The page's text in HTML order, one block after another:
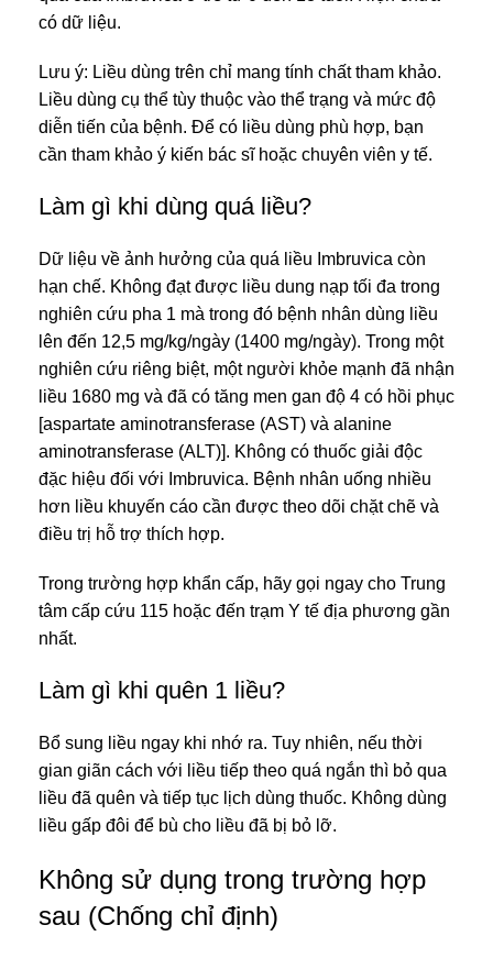
có dữ liệu.
Lưu ý: Liều dùng trên chỉ mang tính chất tham khảo.
Liều dùng cụ thể tùy thuộc vào thể trạng và mức độ
diễn tiến của bệnh. Để có liều dùng phù hợp, bạn
cần tham khảo ý kiến bác sĩ hoặc chuyên viên y tế.
Làm gì khi dùng quá liều?
Dữ liệu về ảnh hưởng của quá liều Imbruvica còn
hạn chế. Không đạt được liều dung nạp tối đa trong
nghiên cứu pha 1 mà trong đó bệnh nhân dùng liều
lên đến 12,5 mg/kg/ngày (1400 mg/ngày). Trong một
nghiên cứu riêng biệt, một người khỏe mạnh đã nhận
liều 1680 mg và đã có tăng men gan độ 4 có hồi phục
[aspartate aminotransferase (AST) và alanine
aminotransferase (ALT)]. Không có thuốc giải độc
đặc hiệu đối với Imbruvica. Bệnh nhân uống nhiều
hơn liều khuyến cáo cần được theo dõi chặt chẽ và
điều trị hỗ trợ thích hợp.
Trong trường hợp khẩn cấp, hãy gọi ngay cho Trung
tâm cấp cứu 115 hoặc đến trạm Y tế địa phương gần
nhất.
Làm gì khi quên 1 liều?
Bổ sung liều ngay khi nhớ ra. Tuy nhiên, nếu thời
gian giãn cách với liều tiếp theo quá ngắn thì bỏ qua
liều đã quên và tiếp tục lịch dùng thuốc. Không dùng
liều gấp đôi để bù cho liều đã bị bỏ lỡ.
Không sử dụng trong trường hợp
sau (Chống chỉ định)